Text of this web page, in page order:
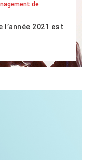
de
2021 est
pa...